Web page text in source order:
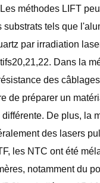
méthodes LIFT
substrats tels que
par irradiation
Dans la
des
de préparer un
De plus, la
des lasers
les NTC ont été
notamment du